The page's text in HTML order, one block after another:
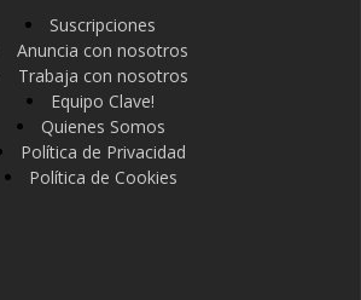
Suscripciones
Anuncia con nosotros
Trabaja con nosotros
Equipo Clave!
Quienes Somos
Política de Privacidad
Política de Cookies